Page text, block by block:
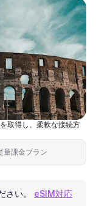
取得し、柔軟な接続方
量課金プラン
い。
eSIM対応